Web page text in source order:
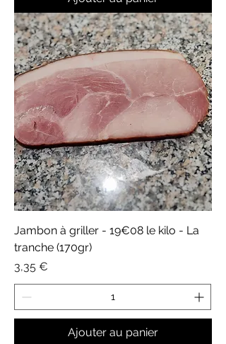
Jambon à griller - 19€08 le kilo - La
tranche (170gr)
Prix
3,35 €
Ajouter au panier